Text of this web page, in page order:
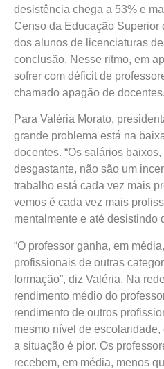
desistência chega a 53% e
Censo da Educação Superior
dos alunos de licenciaturas
conclusão. Nesse ritmo, em
sofrer com déficit de
chamado apagão de docentes.
Para Valéria Morato,
grande problema está na
docentes. “Os salários
desgastante, não são um
trabalho está cada vez mais
vemos é cada vez mais
mentalmente e até desistindo
“O professor ganha, em
profissionais de outras
formação”, diz Valéria. Na
rendimento médio do
rendimento de outros
mesmo nível de
a situação é pior. Os
recebem, em média, menos